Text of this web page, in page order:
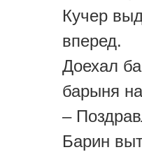
Кучер
вперед.
Доехал
барыня
–
Барин